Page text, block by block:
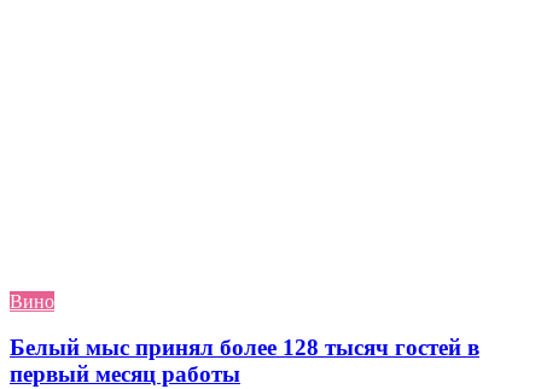
Вино
Белый мыс принял более 128 тысяч гостей в
первый месяц работы